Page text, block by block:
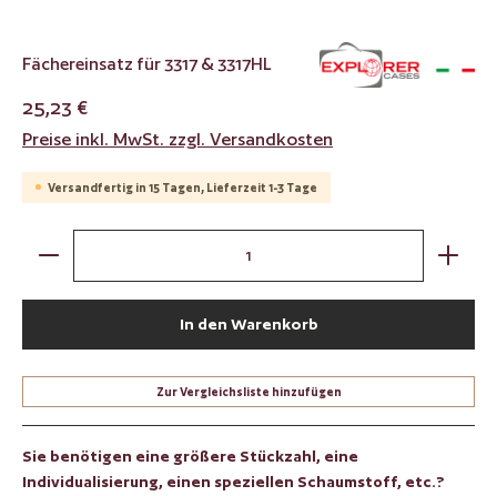
Fächereinsatz für 3317 & 3317HL
25,23 €
Preise inkl. MwSt. zzgl. Versandkosten
Versandfertig in 15 Tagen, Lieferzeit 1-3 Tage
Produkt Anzahl: Gib den gewünschten Wert ein oder
In den Warenkorb
Zur Vergleichsliste hinzufügen
Sie benötigen eine größere Stückzahl, eine
Individualisierung, einen speziellen Schaumstoff, etc.?